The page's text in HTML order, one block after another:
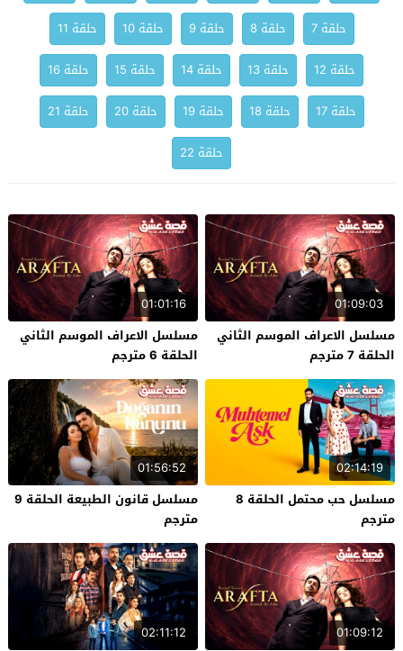
حلقة 7
حلقة 8 حلقة 9 حلقة 10
حلقة 11
حلقة 12
حلقة 13 حلقة 14 حلقة 15
حلقة 16
حلقة 17
حلقة 18 حلقة 19 حلقة 20
حلقة 21
حلقة 22
01:09:03
مسلسل الاعراف الموسم الثاني
الحلقة 7 مترجم
01:01:16
مسلسل الاعراف الموسم الثاني
الحلقة 6 مترجم
02:14:19
مسلسل حب محتمل الحلقة 8
مترجم
01:56:52
مسلسل قانون الطبيعة الحلقة 9
مترجم
01:09:12
02:11:12